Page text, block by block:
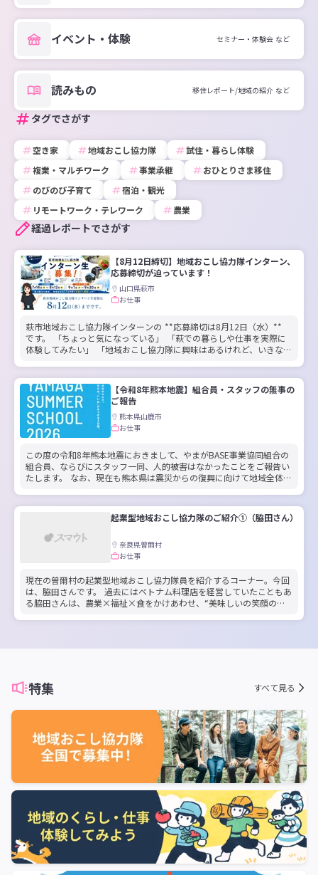
イベント・体験 セミナー・体験会 など
読みもの 移住レポート/地域の紹介 など
タグでさがす
空き家 地域おこし協力隊
試住・暮らし体験
複業・マルチワーク
事業承継
おひとりさま移住
のびのび子育て
宿泊・観光
リモートワーク・テレワーク
農業
経過レポートでさがす
【8月12日締切】地域おこし協力隊インターン、
応募締切が迫っています！
山口県萩市
お仕事
萩市地域おこし協力隊インターンの **応募締切は8月12日（水）**
です。 「ちょっと気になっている」 「萩での暮らしや仕事を実際に
体験してみたい」 「地域おこし協力隊に興味はあるけれど、いきなり
ているだけでは分からないこともたくさんあります。 実際にその土地
を歩き、人と出会い、仕事や暮らしに触れてみることで、 「ここでな
ら、自分らしく何かできるかもしれない」 そんな気持ちが見えてくる
こともあります。 今回のインターンは、萩を知るためのひとつの入口
です。 今の段階で「絶対に萩に移住する」「必ず地域おこし協力隊に
なる」と決めている必要はありません。 まずは興味を持った地域やプ
ロジェクトに飛び込んで、実際の萩を体験してみませんか？ 応募締切
は8月12日（水）。 少しでも「やってみたい」「気になる」と感じて
いる方は、ぜひ募集内容をご覧ください。 あなたの一歩を、萩でお待
ちしています。 地域おこし協力隊インターンについては👉
https://www.city.hagi.lg.jp/soshiki/111/h54220.html をご覧くださ
い。
【令和8年熊本地震】組合員・スタッフの無事の
ご報告
熊本県山鹿市
お仕事
この度の令和8年熊本地震におきまして、やまがBASE事業協同組合の
組合員、ならびにスタッフ一同、人的被害はなかったことをご報告い
たします。 なお、現在も熊本県は震災からの復興に向けて地域全体で
した！ 熊本県が震災復興中という状況ではございますが、「このよう
な時だからこそ、子どもたちに元気になってほしい」「この夏の楽し
い思い出を作ってほしい」という強い思いから、8月1日（土）と2日
（日）の2日間にわたり、お祭りを開催いたしました。 会場となった
のは、当組合員のひとつである複合施設「YAMAGA BASE」です。
域の子どもたちのたくさんの笑顔と笑い声に包まれ、私たちスタッフ
も逆に大きなパワーをもらうことができました。復興の歩みを進める
中で、地域のつながりや温かさを改めて実感する2日間となりまし
地域を盛り上げ、共に歩んでくださる方をお待ちしております。ご興
起業型地域おこし協力隊のご紹介①（脇田さん）​
奈良県曽爾村
お仕事
現在の曽爾村の起業型地域おこし協力隊員を紹介するコーナー。今回
は、脇田さんです。​ 過去にはベトナム料理店を経営していたこともあ
る脇田さんは、農業×福祉×食をかけあわせ、“美味しいの笑顔のた
る農業ではなく、福祉の観点も取り入れ、障がい者の方々を対象とし
には空き家を活用して曽爾でも新たに飲食店を経営したい！というビ
特集 すべて見る